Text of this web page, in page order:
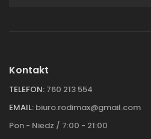
Kontakt
TELEFON: 760 213 554
EMAIL: biuro.rodimax@gmail.com
Pon - Niedz / 7:00 - 21:00